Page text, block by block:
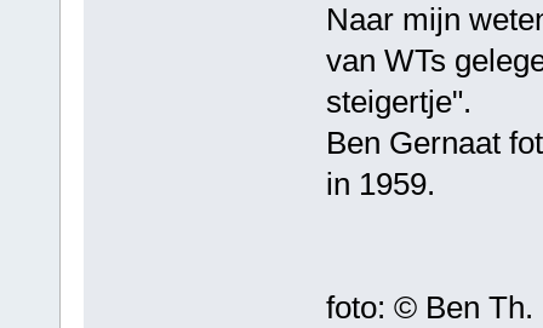
Naar mijn
van WTs
steigertje".
Ben Gernaat
in 1959.
foto: © Ben Th.